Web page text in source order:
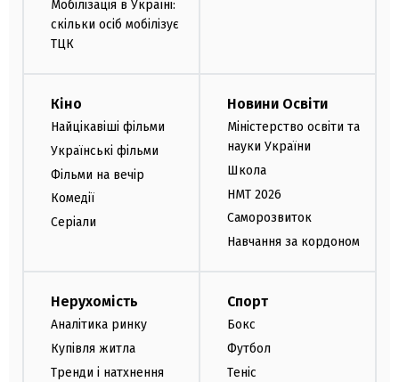
Мобілізація в Україні:
скільки осіб мобілізує
ТЦК
Кіно
Найцікавіші фільми
Українські фільми
Фільми на вечір
Комедії
Серіали
Новини Освіти
Міністерство освіти та
науки України
Школа
НМТ 2026
Саморозвиток
Навчання за кордоном
Нерухомість
Аналітика ринку
Купівля житла
Тренди і натхнення
Спорт
Бокс
Футбол
Теніс